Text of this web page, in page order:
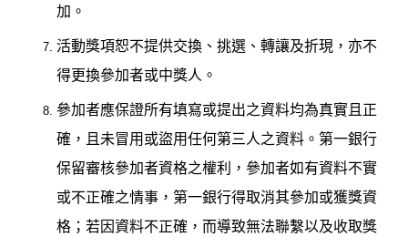
加。
活動獎項恕不提供交換、挑選、轉讓及折現，亦不
得更換參加者或中獎人。
參加者應保證所有填寫或提出之資料均為真實且正
確，且未冒用或盜用任何第三人之資料。第一銀行
保留審核參加者資格之權利，參加者如有資料不實
或不正確之情事，第一銀行得取消其參加或獲獎資
格；若因資料不正確，而導致無法聯繫以及收取獎